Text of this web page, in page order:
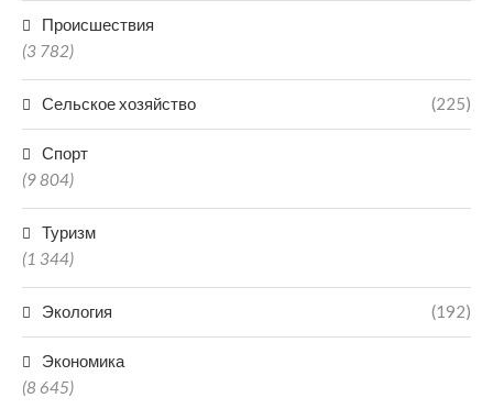
Происшествия
(3 782)
Сельское хозяйство (225)
Спорт
(9 804)
Туризм
(1 344)
Экология (192)
Экономика
(8 645)